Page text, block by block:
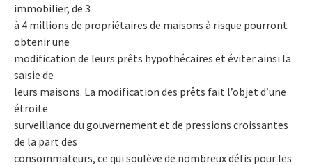
immobilier, de 3
à 4 millions de propriétaires de maisons à risque pourront
obtenir une
modification de leurs prêts hypothécaires et éviter ainsi la
saisie de
leurs maisons. La modification des prêts fait l’objet d’une
étroite
surveillance du gouvernement et de pressions croissantes
de la part des
consommateurs, ce qui soulève de nombreux défis pour les